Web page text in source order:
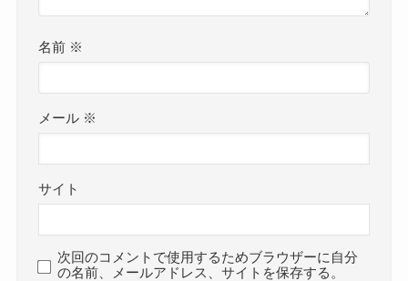
名前 ※
メール ※
サイト
次回のコメントで使用するためブラウザーに自分
の名前、メールアドレス、サイトを保存する。